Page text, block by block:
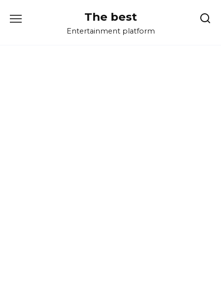
The best
Entertainment platform